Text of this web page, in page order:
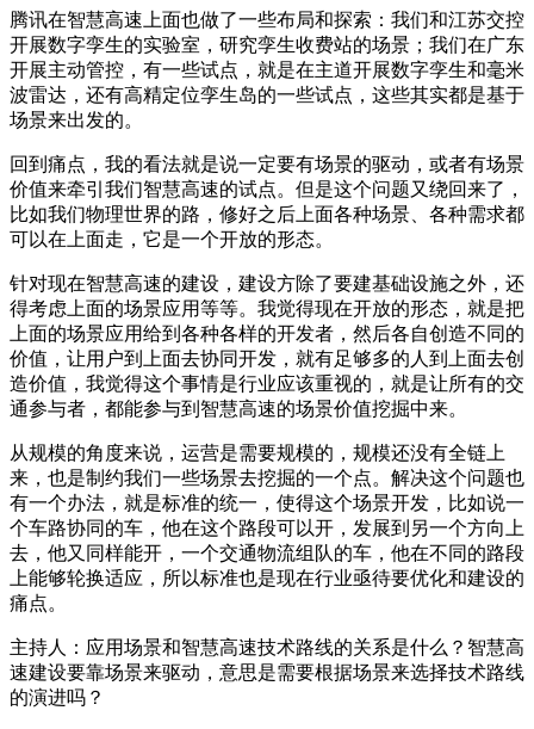
腾讯在智慧高速上面也做了一些布局和探索：我们和江苏交控
开展数字孪生的实验室，研究孪生收费站的场景；我们在广东
开展主动管控，有一些试点，就是在主道开展数字孪生和毫米
波雷达，还有高精定位孪生岛的一些试点，这些其实都是基于
场景来出发的。
回到痛点，我的看法就是说一定要有场景的驱动，或者有场景
价值来牵引我们智慧高速的试点。但是这个问题又绕回来了，
比如我们物理世界的路，修好之后上面各种场景、各种需求都
可以在上面走，它是一个开放的形态。
针对现在智慧高速的建设，建设方除了要建基础设施之外，还
得考虑上面的场景应用等等。我觉得现在开放的形态，就是把
上面的场景应用给到各种各样的开发者，然后各自创造不同的
价值，让用户到上面去协同开发，就有足够多的人到上面去创
造价值，我觉得这个事情是行业应该重视的，就是让所有的交
通参与者，都能参与到智慧高速的场景价值挖掘中来。
从规模的角度来说，运营是需要规模的，规模还没有全链上
来，也是制约我们一些场景去挖掘的一个点。解决这个问题也
有一个办法，就是标准的统一，使得这个场景开发，比如说一
个车路协同的车，他在这个路段可以开，发展到另一个方向上
去，他又同样能开，一个交通物流组队的车，他在不同的路段
上能够轮换适应，所以标准也是现在行业亟待要优化和建设的
痛点。
主持人：应用场景和智慧高速技术路线的关系是什么？智慧高
速建设要靠场景来驱动，意思是需要根据场景来选择技术路线
的演进吗？